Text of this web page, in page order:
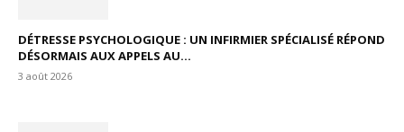
DÉTRESSE PSYCHOLOGIQUE : UN INFIRMIER SPÉCIALISÉ RÉPOND
DÉSORMAIS AUX APPELS AU...
3 août 2026